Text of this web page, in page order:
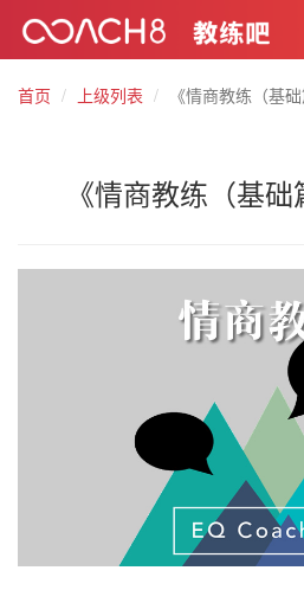
首页
上级列表 《情商教练（基
《情商教练（基